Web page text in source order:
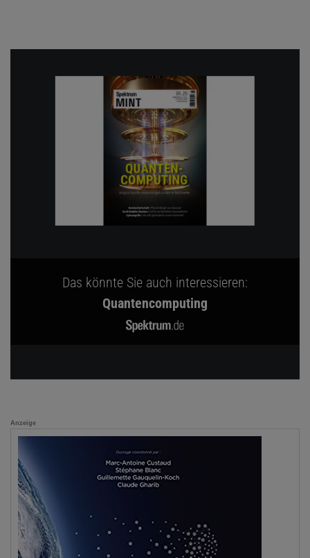
Das könnte Sie auch interessieren:
Quantencomputing
Anzeige